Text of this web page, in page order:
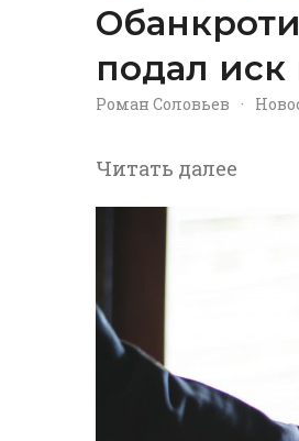
подал иск
Роман Соловьев ·
Читать далее